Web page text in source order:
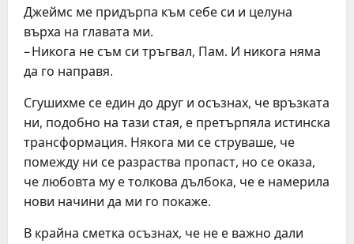
Джеймс ме придърпа към себе си и целуна
върха на главата ми.
– Никога не съм си тръгвал, Пам. И никога няма
да го направя.
Сгушихме се един до друг и осъзнах, че връзката
ни, подобно на тази стая, е претърпяла истинска
трансформация. Някога ми се струваше, че
помежду ни се разраства пропаст, но се оказа,
че любовта му е толкова дълбока, че е намерила
нови начини да ми го покаже.
В крайна сметка осъзнах, че не е важно дали